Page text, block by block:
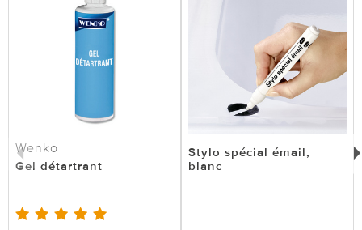
Wenko
Gel détartrant
Stylo spécial émail,
blanc